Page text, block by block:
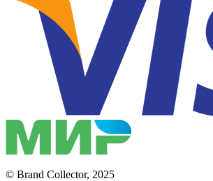
© Brand Collector, 2025